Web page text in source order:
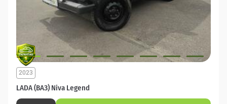
LADA (ВАЗ) Niva Legend
2023